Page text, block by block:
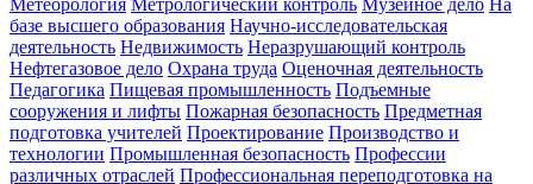
Метеорология Метрологический контроль Музейное дело На
базе высшего образования Научно-исследовательская
деятельность Недвижимость Неразрушающий контроль
Нефтегазовое дело Охрана труда Оценочная деятельность
Педагогика Пищевая промышленность Подъемные
сооружения и лифты Пожарная безопасность Предметная
подготовка учителей Проектирование Производство и
технологии Промышленная безопасность Профессии
различных отраслей Профессиональная переподготовка на